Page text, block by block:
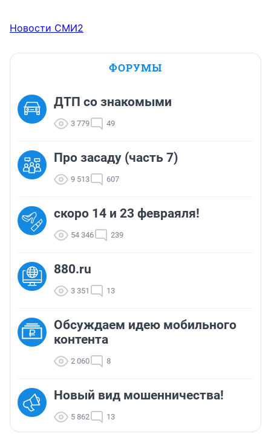
Новости СМИ2
ФОРУМЫ
ДТП со знакомыми
3 779 49
Про засаду (часть 7)
9 513 607
скоро 14 и 23 февраяля!
54 346 239
880.ru
3 351 13
Обсуждаем идею мобильного
контента
2 060 8
Новый вид мошенничества!
5 862 13